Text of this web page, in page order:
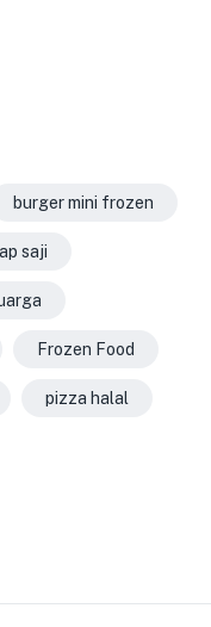
burger mini frozen
saji
Frozen Food
pizza halal